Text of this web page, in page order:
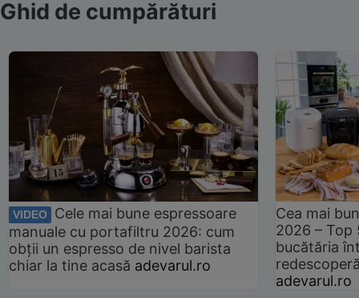
Ghid de cumpărături
VIDEO
Cele mai bune espressoare
manuale cu portafiltru 2026: cum
obții un espresso de nivel barista
chiar la tine acasă adevarul.ro
Cea mai
2026 –
bucătăria
adevarul.ro